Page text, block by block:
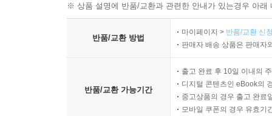
※ 상품 설명에 반품/교환과 관련한 안내가 있는경우 아
반품/교환 방법
마이페이지 > 반품/교환 신
판매자 배송 상품은 판매자
반품/교환 가능기간
출고 완료 후 10일 이내의
디지털 콘텐츠인 eBook의
중고상품의 경우 출고 완료
모바일 쿠폰의 경우 유효기